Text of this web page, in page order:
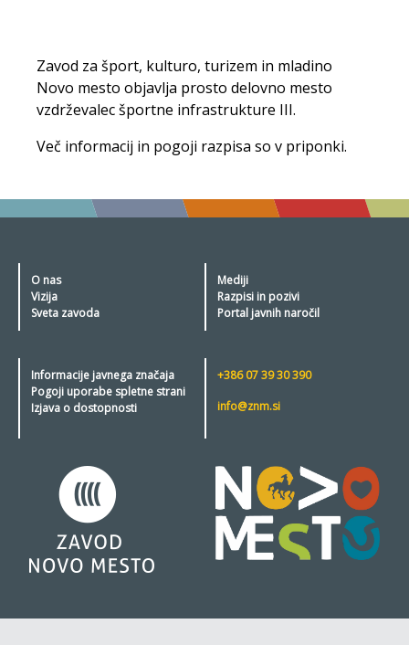
Zavod za šport, kulturo, turizem in mladino
Novo mesto objavlja prosto delovno mesto
vzdrževalec športne infrastrukture III.
Več informacij in pogoji razpisa so v priponki.
O nas
Vizija
Sveta zavoda
Mediji
Razpisi in pozivi
Portal javnih naročil
Informacije javnega značaja
Pogoji uporabe spletne strani
Izjava o dostopnosti
+386 07 39 30 390
info@znm.si